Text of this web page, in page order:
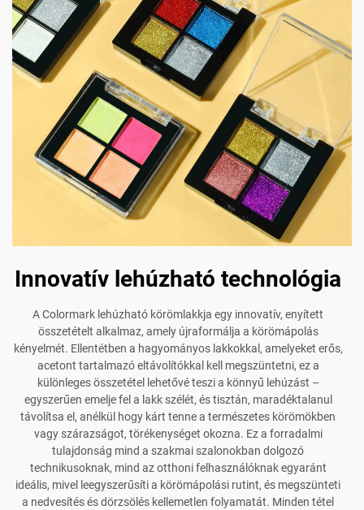
Innovatív lehúzható technológia
A Colormark lehúzható körömlakkja egy innovatív, enyített
összetételt alkalmaz, amely újraformálja a körömápolás
kényelmét. Ellentétben a hagyományos lakkokkal, amelyeket erős,
acetont tartalmazó eltávolítókkal kell megszüntetni, ez a
különleges összetétel lehetővé teszi a könnyű lehúzást –
egyszerűen emelje fel a lakk szélét, és tisztán, maradéktalanul
távolítsa el, anélkül hogy kárt tenne a természetes körömökben
vagy szárazságot, törékenységet okozna. Ez a forradalmi
tulajdonság mind a szakmai szalonokban dolgozó
technikusoknak, mind az otthoni felhasználóknak egyaránt
ideális, mivel leegyszerűsíti a körömápolási rutint, és megszünteti
a nedvesítés és dörzsölés kellemetlen folyamatát. Minden tétel